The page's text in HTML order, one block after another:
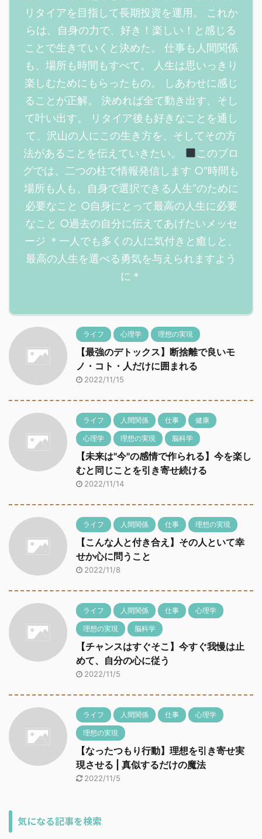
リタイアを目指して長期投資を運用。 これか
らは、自身の力で、好き！楽しい！と感じる
ことで生きていくと決めた。 仕事も人間関係
も、場所も時間もすべて。 人生は思いっきり
楽しむためにもらったもの。 しあわせに感じ
ることが正解。 決めれば全て動き出す、そし
て叶い出す。 リタイア後も好きなことを通し
て、沢山の人にこの生き方を、そしてその方
法があることを伝えていきたい。
このブロ
グでは、二つの柱で情報発信します ○"時間も
場所も人も、自身で選択できる人生”のために
必要なこと ○自身にとって最高の人生に必要
なこと ○過去の自分に伝えてあげたいメッセ
ージ ＊一人でも多くの人に気付きと癒しと、
最高の人生を選べる勇気を与えられますよう
に＊
ライフ 心理学 理想の実現
【最強のデトックス】断捨離で良いモ
ノ・コト・人だけに囲まれる
2022/11/15
ライフ 人間関係 仕事 健康
心理学 理想の実現 脳科学
【未来は"今"の感情で作られる】今を楽し
むと同じことを引き寄せ続ける
2022/11/14
ライフ 人間関係 仕事 理想の実現
【こんな人と付き合え】その人といて幸
せか心に問うこと
2022/11/8
ライフ 人間関係 仕事 心理学
理想の実現 脳科学
【チャンスはすぐそこ】今すぐ我慢は止
めて、自分の心に従う
2022/11/5
ライフ 人間関係 仕事 心理学
理想の実現
【なったつもり行動】理想を引き寄せ実
現させる | 真似するだけの魔法
2022/11/5
気になる記事を検索